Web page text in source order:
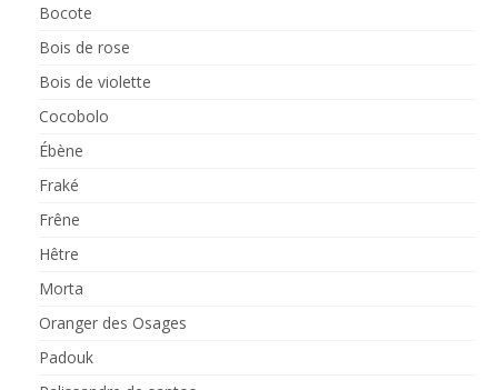
Bocote
Bois de rose
Bois de violette
Cocobolo
Ébène
Fraké
Frêne
Hêtre
Morta
Oranger des Osages
Padouk